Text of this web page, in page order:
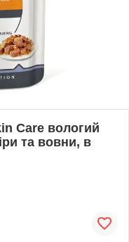
Care вологий
та вовни, в